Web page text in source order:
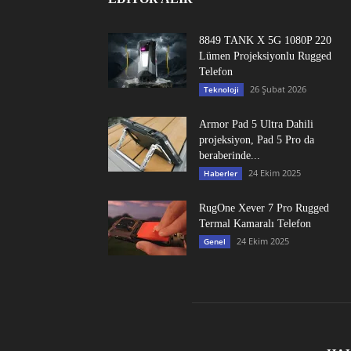
8849 TANK X 5G 1080P 220
Lümen Projeksiyonlu Rugged
Telefon
Teknoloji 26 Şubat 2026
Armor Pad 5 Ultra Dahili
projeksiyon, Pad 5 Pro da
beraberinde...
Haberler 24 Ekim 2025
RugOne Xever 7 Pro Rugged
Termal Kamaralı Telefon
Genel 24 Ekim 2025